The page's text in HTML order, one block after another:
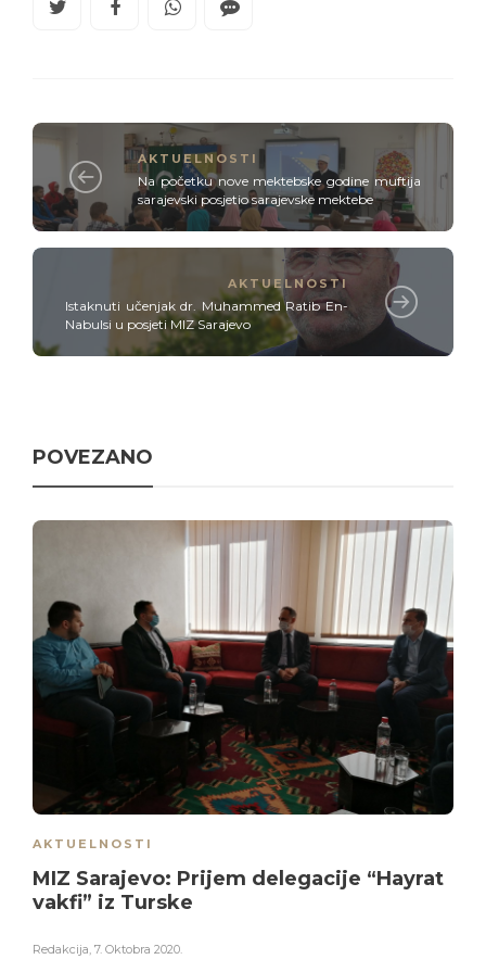
AKTUELNOSTI
Na početku nove mektebske godine muftija
sarajevski posjetio sarajevske mektebe
AKTUELNOSTI
Istaknuti učenjak dr. Muhammed Ratib En-
Nabulsi u posjeti MIZ Sarajevo
POVEZANO
AKTUELNOSTI
MIZ Sarajevo: Prijem delegacije “Hayrat
vakfi” iz Turske
Redakcija 7. Oktobra 2020.